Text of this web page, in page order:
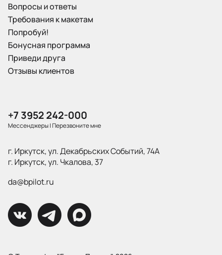
Вопросы и ответы
Требования к макетам
Попробуй!
Бонусная программа
Приведи друга
Отзывы клиентов
+7 3952 242-000
Мессенджеры|Перезвоните мне
г. Иркутск, ул. Декабрьских Событий, 74А
г. Иркутск, ул. Чкалова, 37
da@bpilot.ru